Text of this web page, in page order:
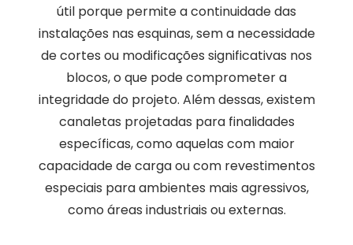
útil porque permite a continuidade das
instalações nas esquinas, sem a necessidade
de cortes ou modificações significativas nos
blocos, o que pode comprometer a
integridade do projeto. Além dessas, existem
canaletas projetadas para finalidades
específicas, como aquelas com maior
capacidade de carga ou com revestimentos
especiais para ambientes mais agressivos,
como áreas industriais ou externas.